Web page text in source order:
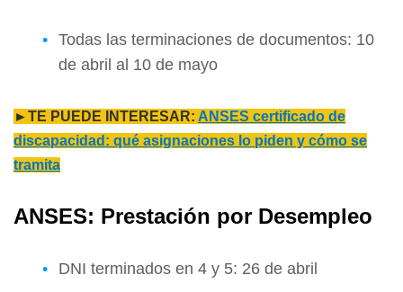
Todas las terminaciones de documentos: 10
de abril al 10 de mayo
►TE PUEDE INTERESAR: ANSES certificado de
discapacidad: qué asignaciones lo piden y cómo se
tramita
ANSES: Prestación por Desempleo
DNI terminados en 4 y 5: 26 de abril